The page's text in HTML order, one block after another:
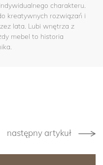
charakteru.
kreatywnych rozwiązań i
lata. Lubi wnętrza z
mebel to historia
następny artykuł